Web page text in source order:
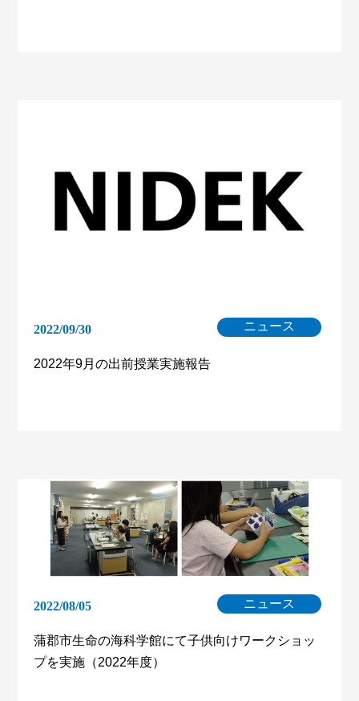
2022/09/30 ニュース
2022年9月の出前授業実施報告
2022/08/05 ニュース
蒲郡市生命の海科学館にて子供向けワークショッ
プを実施（2022年度）